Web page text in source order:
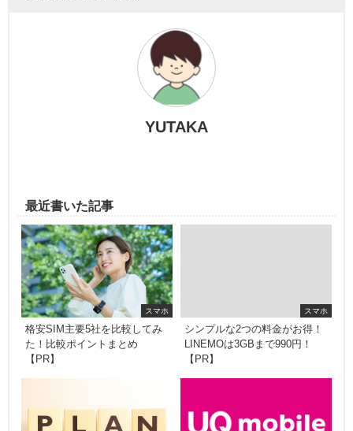
YUTAKA
最近書いた記事
スマホ
格安SIM主要5社を比較してみ
た！比較ポイントまとめ
【PR】
スマホ
シンプルな2つの料金がお得！
LINEMOは3GBまで990円！
【PR】